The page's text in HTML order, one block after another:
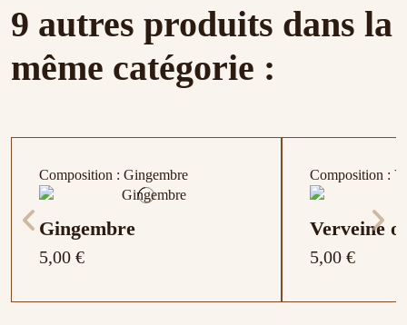
9 autres produits dans la
même catégorie :
Composition : Gingembre
Gingembre
5,00 €
Composition :
Verveine
5,00 €